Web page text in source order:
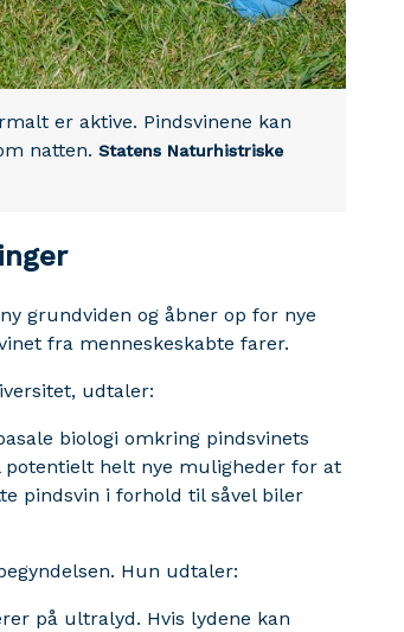
er aktive. Pindsvinene kan
natten. Statens Naturhistriske
grundviden og åbner op for nye
fra menneskeskabte farer.
udtaler:
biologi omkring pindsvinets
potentielt helt nye muligheder for at
pindsvin i forhold til såvel biler
Hun udtaler:
på ultralyd. Hvis lydene kan